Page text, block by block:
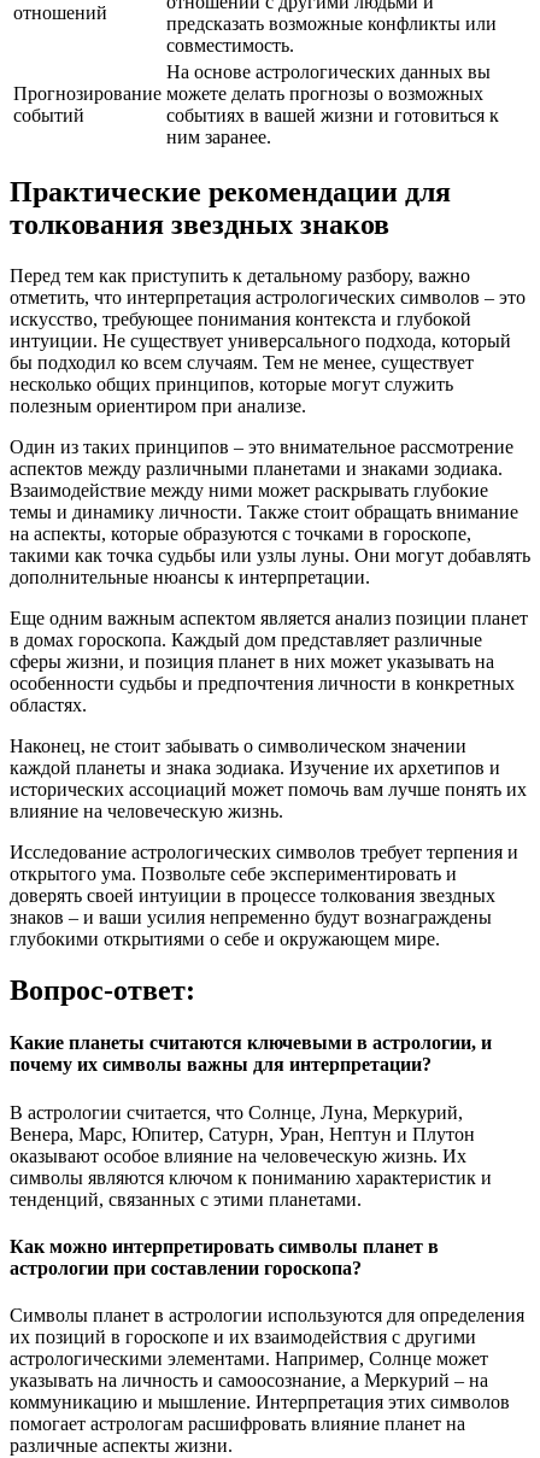
отношений
предсказать возможные конфликты или
совместимость.
Прогнозирование
событий
На основе астрологических данных вы
можете делать прогнозы о возможных
событиях в вашей жизни и готовиться к
ним заранее.
Практические рекомендации для
толкования звездных знаков
Перед тем как приступить к детальному разбору, важно
отметить, что интерпретация астрологических символов – это
искусство, требующее понимания контекста и глубокой
интуиции. Не существует универсального подхода, который
бы подходил ко всем случаям. Тем не менее, существует
несколько общих принципов, которые могут служить
полезным ориентиром при анализе.
Один из таких принципов – это внимательное рассмотрение
аспектов между различными планетами и знаками зодиака.
Взаимодействие между ними может раскрывать глубокие
темы и динамику личности. Также стоит обращать внимание
на аспекты, которые образуются с точками в гороскопе,
такими как точка судьбы или узлы луны. Они могут добавлять
дополнительные нюансы к интерпретации.
Еще одним важным аспектом является анализ позиции планет
в домах гороскопа. Каждый дом представляет различные
сферы жизни, и позиция планет в них может указывать на
особенности судьбы и предпочтения личности в конкретных
областях.
Наконец, не стоит забывать о символическом значении
каждой планеты и знака зодиака. Изучение их архетипов и
исторических ассоциаций может помочь вам лучше понять их
влияние на человеческую жизнь.
Исследование астрологических символов требует терпения и
открытого ума. Позвольте себе экспериментировать и
доверять своей интуиции в процессе толкования звездных
знаков – и ваши усилия непременно будут вознаграждены
глубокими открытиями о себе и окружающем мире.
Вопрос-ответ:
Какие планеты считаются ключевыми в астрологии, и
почему их символы важны для интерпретации?
В астрологии считается, что Солнце, Луна, Меркурий,
Венера, Марс, Юпитер, Сатурн, Уран, Нептун и Плутон
оказывают особое влияние на человеческую жизнь. Их
символы являются ключом к пониманию характеристик и
тенденций, связанных с этими планетами.
Как можно интерпретировать символы планет в
астрологии при составлении гороскопа?
Символы планет в астрологии используются для определения
их позиций в гороскопе и их взаимодействия с другими
астрологическими элементами. Например, Солнце может
указывать на личность и самоосознание, а Меркурий – на
коммуникацию и мышление. Интерпретация этих символов
помогает астрологам расшифровать влияние планет на
различные аспекты жизни.